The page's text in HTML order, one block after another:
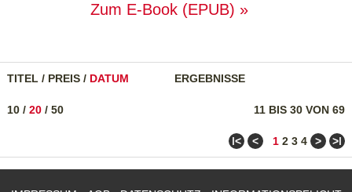
Zum E-Book (EPUB)
TITEL / PREIS / DATUM ERGEBNISSE
11 BIS 30 VON 69
10 / 20 / 50
ǀ< < 1 2 3 4 > >ǀ